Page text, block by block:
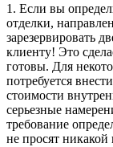
1. Если вы
отделки,
зарезервировать
клиенту! Это
готовы. Для
потребуется
стоимости
серьезные
требование
не просят никакой